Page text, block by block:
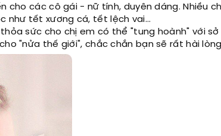
cho các cô gái - nữ tính, duyên dáng. Nhiều
như tết xương cá, tết lệch vai...
sức cho chị em có thể "tung hoành" với
"nửa thế giới", chắc chắn bạn sẽ rất hài